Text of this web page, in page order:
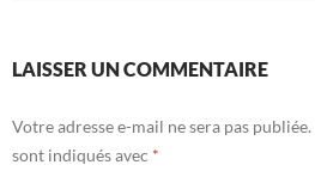
LAISSER UN COMMENTAIRE
Votre adresse e-mail ne sera pas publiée.
sont indiqués avec *